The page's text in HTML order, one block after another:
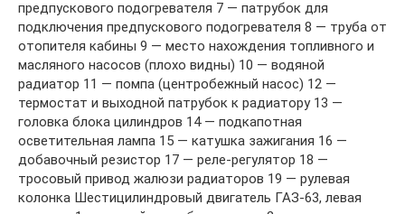
предпускового подогревателя 7 — патрубок для
подключения предпускового подогревателя 8 — труба от
отопителя кабины 9 — место нахождения топливного и
масляного насосов (плохо видны) 10 — водяной
радиатор 11 — помпа (центробежный насос) 12 —
термостат и выходной патрубок к радиатору 13 —
головка блока цилиндров 14 — подкапотная
осветительная лампа 15 — катушка зажигания 16 —
добавочный резистор 17 — реле-регулятор 18 —
тросовый привод жалюзи радиаторов 19 — рулевая
колонка Шестицилиндровый двигатель ГАЗ-63, левая